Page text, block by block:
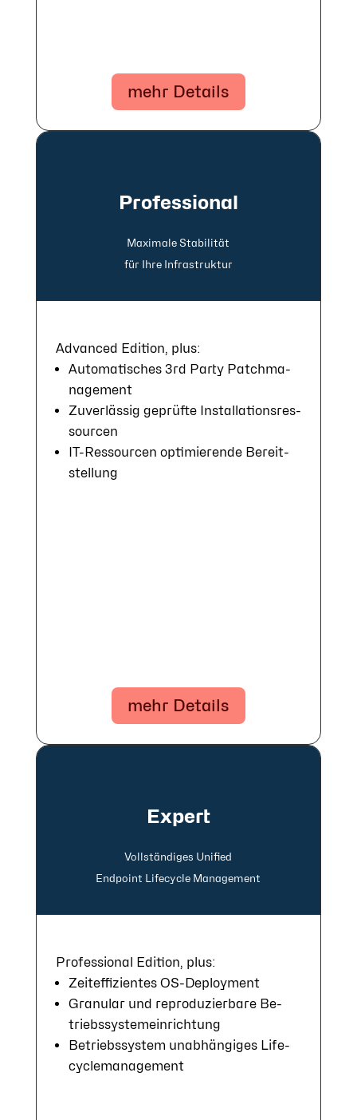
mehr Details
Professional
Maxi­male Stabi­lität
für Ihre In­fra­struk­tur
Advanced Edition, plus:
Auto­mati­sches 3rd Party Patch­ma­
nage­ment
Zuver­lässig ge­prüf­te In­stal­la­tions­res­
sour­cen
IT-Ressour­cen op­ti­mie­ren­de Be­reit­
stel­lung
mehr Details
Expert
Voll­ständi­ges Uni­fied
End­point Life­cycle Manage­ment
Professional Edition, plus:
Zeit­ef­fi­zien­tes OS-Deploy­ment
Gra­nu­lar und re­pro­du­zier­ba­re Be­
triebs­sys­tem­ein­rich­tung
Betriebs­system un­ab­hän­gi­ges Life­
cycle­ma­nage­ment